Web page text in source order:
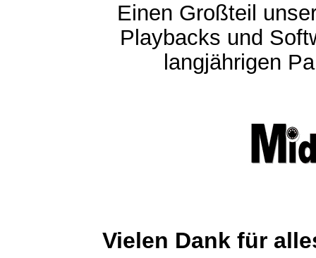
Einen Großteil
Playbacks und
langjährigen
Vielen Dank für